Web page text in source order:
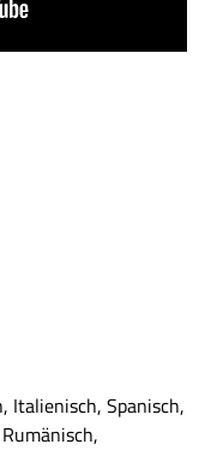
Italienisch, Spanisch,